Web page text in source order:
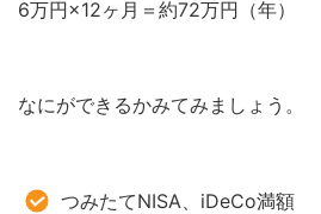
6万円×12ヶ月＝約72万円（年）
なにができるかみてみましょう。
つみたてNISA、iDeCo満額